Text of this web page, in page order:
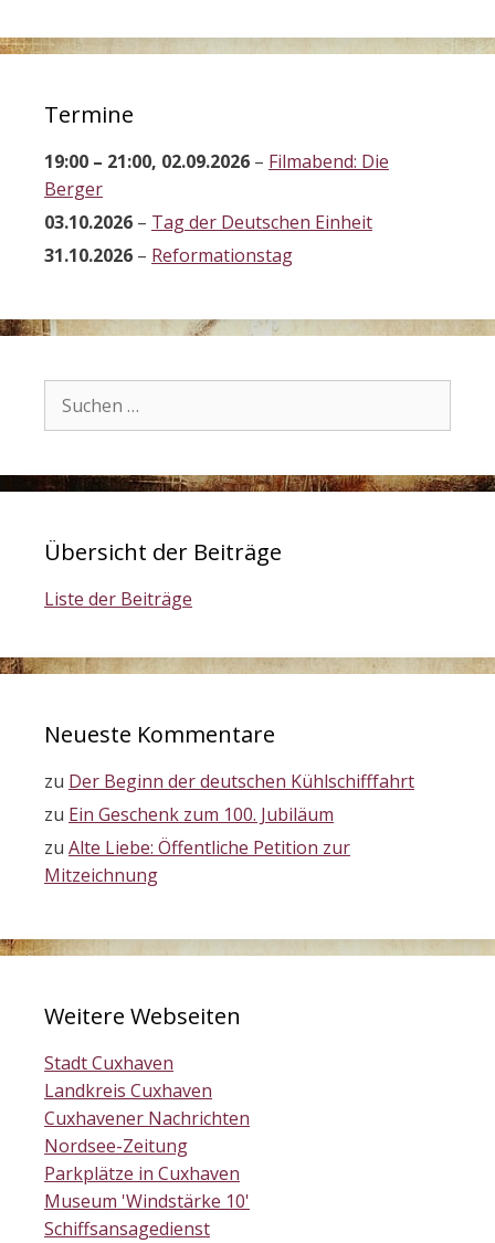
Termine
19:00 – 21:00, 02.09.2026 – Filmabend: Die
Berger
03.10.2026 – Tag der Deutschen Einheit
31.10.2026 – Reformationstag
nach:
Übersicht der Beiträge
Liste der Beiträge
Neueste Kommentare
zu Der Beginn der deutschen Kühlschifffahrt
zu Ein Geschenk zum 100. Jubiläum
zu Alte Liebe: Öffentliche Petition zur
Mitzeichnung
Weitere Webseiten
Stadt Cuxhaven
Landkreis Cuxhaven
Cuxhavener Nachrichten
Nordsee-Zeitung
Parkplätze in Cuxhaven
Museum 'Windstärke 10'
Schiffsansagedienst